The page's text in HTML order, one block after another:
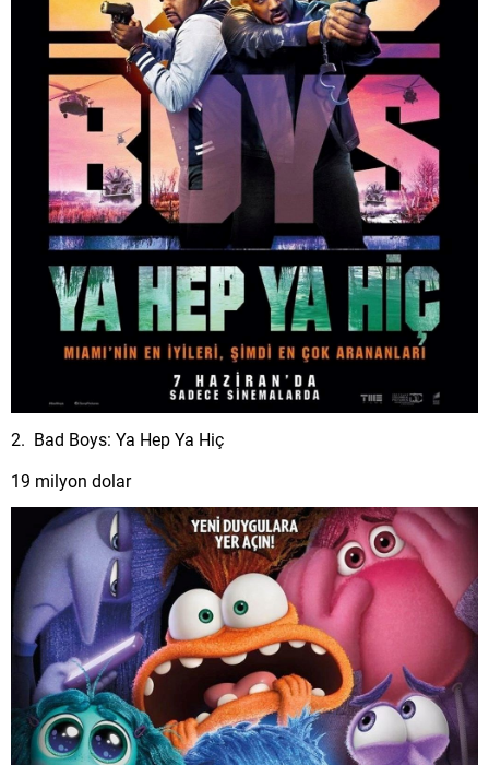
2. Bad Boys: Ya Hep Ya Hiç
19 milyon dolar